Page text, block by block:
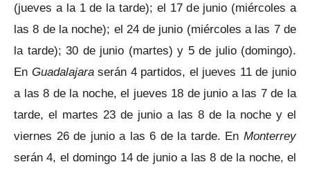
(jueves a la 1 de la tarde); el 17 de junio (miércoles a
las 8 de la noche); el 24 de junio (miércoles a las 7 de
la tarde); 30 de junio (martes) y 5 de julio (domingo).
En Guadalajaraserán 4 partidos, el jueves 11 de junio
a las 8 de la noche, el jueves 18 de junio a las 7 de la
tarde, el martes 23 de junio a las 8 de la noche y el
viernes 26 de junio a las 6 de la tarde. En Monterrey
serán 4, el domingo 14 de junio a las 8 de la noche, el